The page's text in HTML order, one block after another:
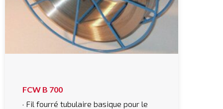
FCW B 700
· Fil fourré tubulaire basique pour le